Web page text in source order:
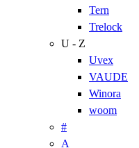
Tern
Trelock
U - Z
Uvex
VAUDE
Winora
woom
#
A